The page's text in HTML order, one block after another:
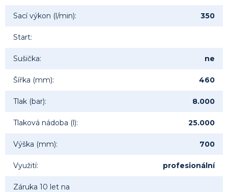
Sací výkon (l/min): 350
Start:
Sušička: ne
Šířka (mm): 460
Tlak (bar): 8.000
Tlaková nádoba (l): 25.000
Výška (mm): 700
Využití: profesionální
Záruka 10 let na